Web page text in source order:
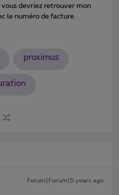
vous devriez retrouver mon
le numéro de facture.
proximus
Forum|Forum|5 years ago